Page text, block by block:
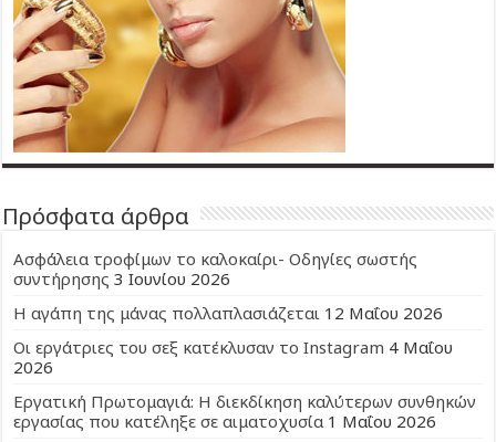
Πρόσφατα άρθρα
Ασφάλεια τροφίμων το καλοκαίρι- Οδηγίες σωστής
συντήρησης 3 Ιουνίου 2026
Η αγάπη της μάνας πολλαπλασιάζεται 12 Μαΐου 2026
Οι εργάτριες του σεξ κατέκλυσαν το Instagram 4 Μαΐου
2026
Εργατική Πρωτομαγιά: Η διεκδίκηση καλύτερων συνθηκών
εργασίας που κατέληξε σε αιματοχυσία 1 Μαΐου 2026